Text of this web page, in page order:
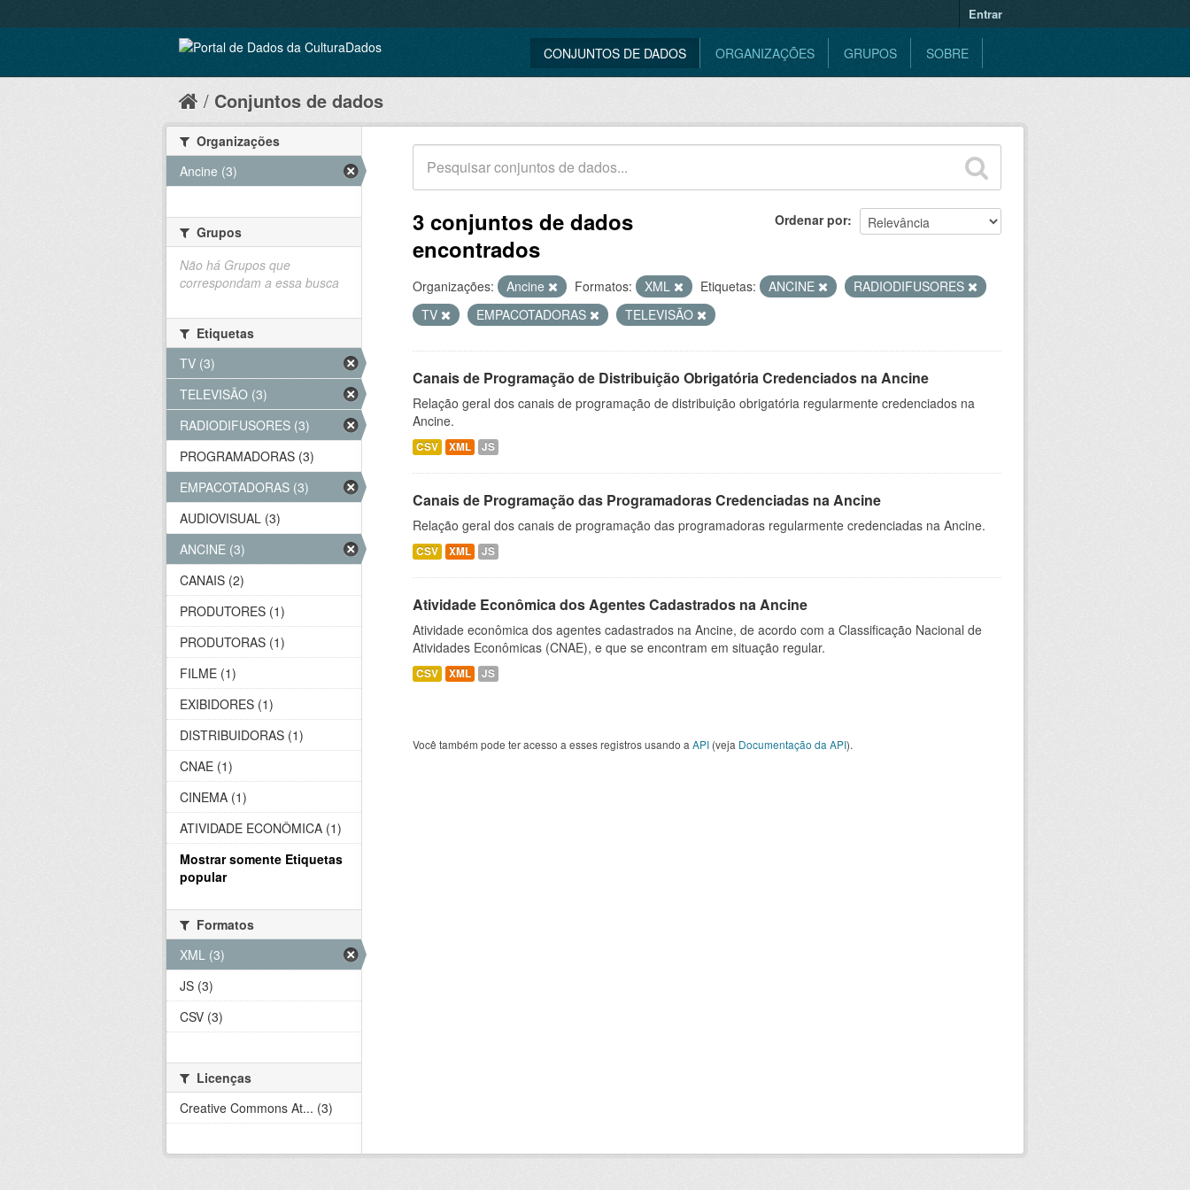
Entrar
CONJUNTOS DE DADOS ORGANIZAÇÕES GRUPOS SOBRE
Conjuntos de dados
Ordenar por
3 conjuntos de dados
encontrados
Organizações: Ancine Formatos: XML Etiquetas: ANCINE
RADIODIFUSORES
TV
EMPACOTADORAS TELEVISÃO
Canais de Programação de Distribuição Obrigatória Credenciados na Ancine
Relação geral dos canais de programação de distribuição obrigatória regularmente credenciados na
Ancine.
CSV XML JS
Canais de Programação das Programadoras Credenciadas na Ancine
Relação geral dos canais de programação das programadoras regularmente credenciadas na Ancine.
CSV XML JS
Atividade Econômica dos Agentes Cadastrados na Ancine
Atividade econômica dos agentes cadastrados na Ancine, de acordo com a Classificação Nacional de
Atividades Econômicas (CNAE), e que se encontram em situação regular.
CSV XML JS
Você também pode ter acesso a esses registros usando a API (veja Documentação da API).
Organizações
Ancine (3)
Grupos
Não há Grupos que
correspondam a essa busca
Etiquetas
TV (3)
TELEVISÃO (3)
RADIODIFUSORES (3)
PROGRAMADORAS (3)
EMPACOTADORAS (3)
AUDIOVISUAL (3)
ANCINE (3)
CANAIS (2)
PRODUTORES (1)
PRODUTORAS (1)
FILME (1)
EXIBIDORES (1)
DISTRIBUIDORAS (1)
CNAE (1)
CINEMA (1)
ATIVIDADE ECONÔMICA (1)
Mostrar somente Etiquetas
popular
Formatos
XML (3)
JS (3)
CSV (3)
Licenças
Creative Commons At... (3)